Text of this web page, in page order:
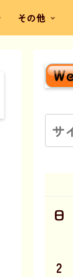
その他
日
2